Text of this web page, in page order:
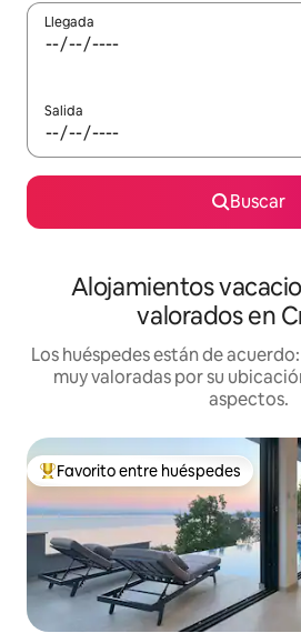
Llegada
Salida
Buscar
Alojamientos
valorados en
Los huéspedes están de
muy valoradas por su
aspectos.
Favorito entre huéspedes preferido
Favorito entre huéspedes